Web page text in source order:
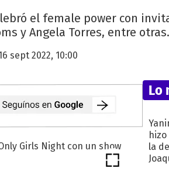
el female power con
y Angela Torres, entre otras.
sept 2022, 10:00
Lo
la